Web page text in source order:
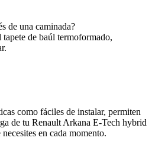
de una caminada?
de baúl termoformado,
como fáciles de instalar, permiten
de tu Renault Arkana E-Tech hybrid
en cada momento.